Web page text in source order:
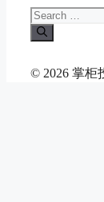
Search
for:
© 2026 掌柜